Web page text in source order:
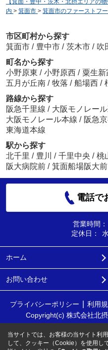
内 > 箕面市 > 箕面市のファーストフ
市区町村から探す
箕面市 / 豊中市 / 茨木市 / 吹
町名から探す
小野原東 / 小野原西 / 粟生新
五月が丘南 / 牧落 / 船場西 /
路線から探す
阪急千里線 / 大阪モノレー
大阪モノレール本線 / 阪急
東海道本線
駅から探す
北千里 / 豊川 / 千里中央 / 桃
阪大病院前 / 箕面船場阪大前
電話で
営業時間：
定休日：
ホーム
お問い合わせ
プライバシーポリシー 利用
Copyright(c) 株式会社北
当サイトでは、お客様の当サイト利
して、クッキー（Cookie）を使用し